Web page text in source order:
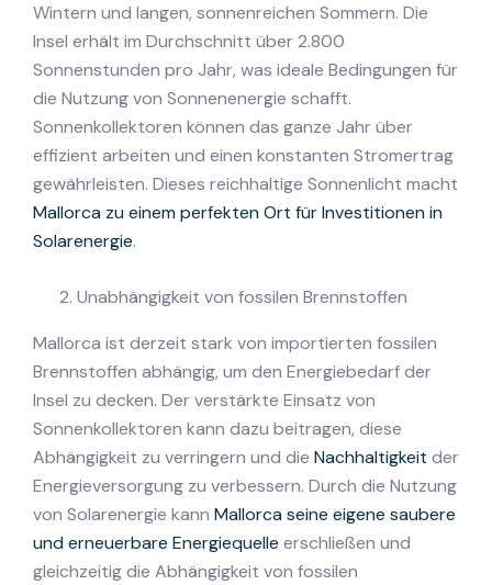
Wintern und langen, sonnenreichen Sommern. Die
Insel erhält im Durchschnitt über 2.800
Sonnenstunden pro Jahr, was ideale Bedingungen für
die Nutzung von Sonnenenergie schafft.
Sonnenkollektoren können das ganze Jahr über
effizient arbeiten und einen konstanten Stromertrag
gewährleisten. Dieses reichhaltige Sonnenlicht macht
Mallorca zu einem perfekten Ort für Investitionen in
Solarenergie.
Unabhängigkeit von fossilen Brennstoffen
Mallorca ist derzeit stark von importierten fossilen
Brennstoffen abhängig, um den Energiebedarf der
Insel zu decken. Der verstärkte Einsatz von
Sonnenkollektoren kann dazu beitragen, diese
Abhängigkeit zu verringern und die Nachhaltigkeit der
Energieversorgung zu verbessern. Durch die Nutzung
von Solarenergie kann Mallorca seine eigene saubere
und erneuerbare Energiequelle erschließen und
gleichzeitig die Abhängigkeit von fossilen